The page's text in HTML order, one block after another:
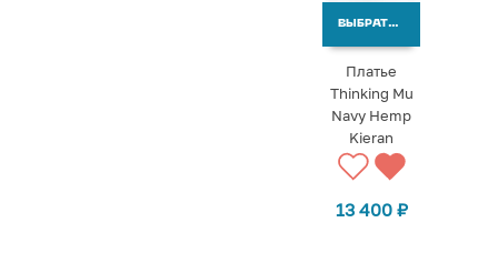
ВЫБРАТЬ ВАРИАНТЫ
Платье
Thinking Mu
Navy Hemp
Kieran
13 400 ₽